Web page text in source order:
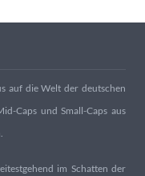
auf die Welt der deutschen
Caps und Small-Caps aus
im Schatten der